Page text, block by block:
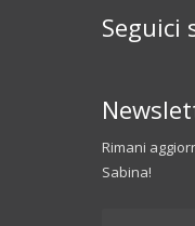
Seguici
Rimani
Sabina!